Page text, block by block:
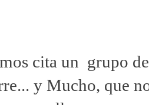
cita un grupo de
y Mucho, que